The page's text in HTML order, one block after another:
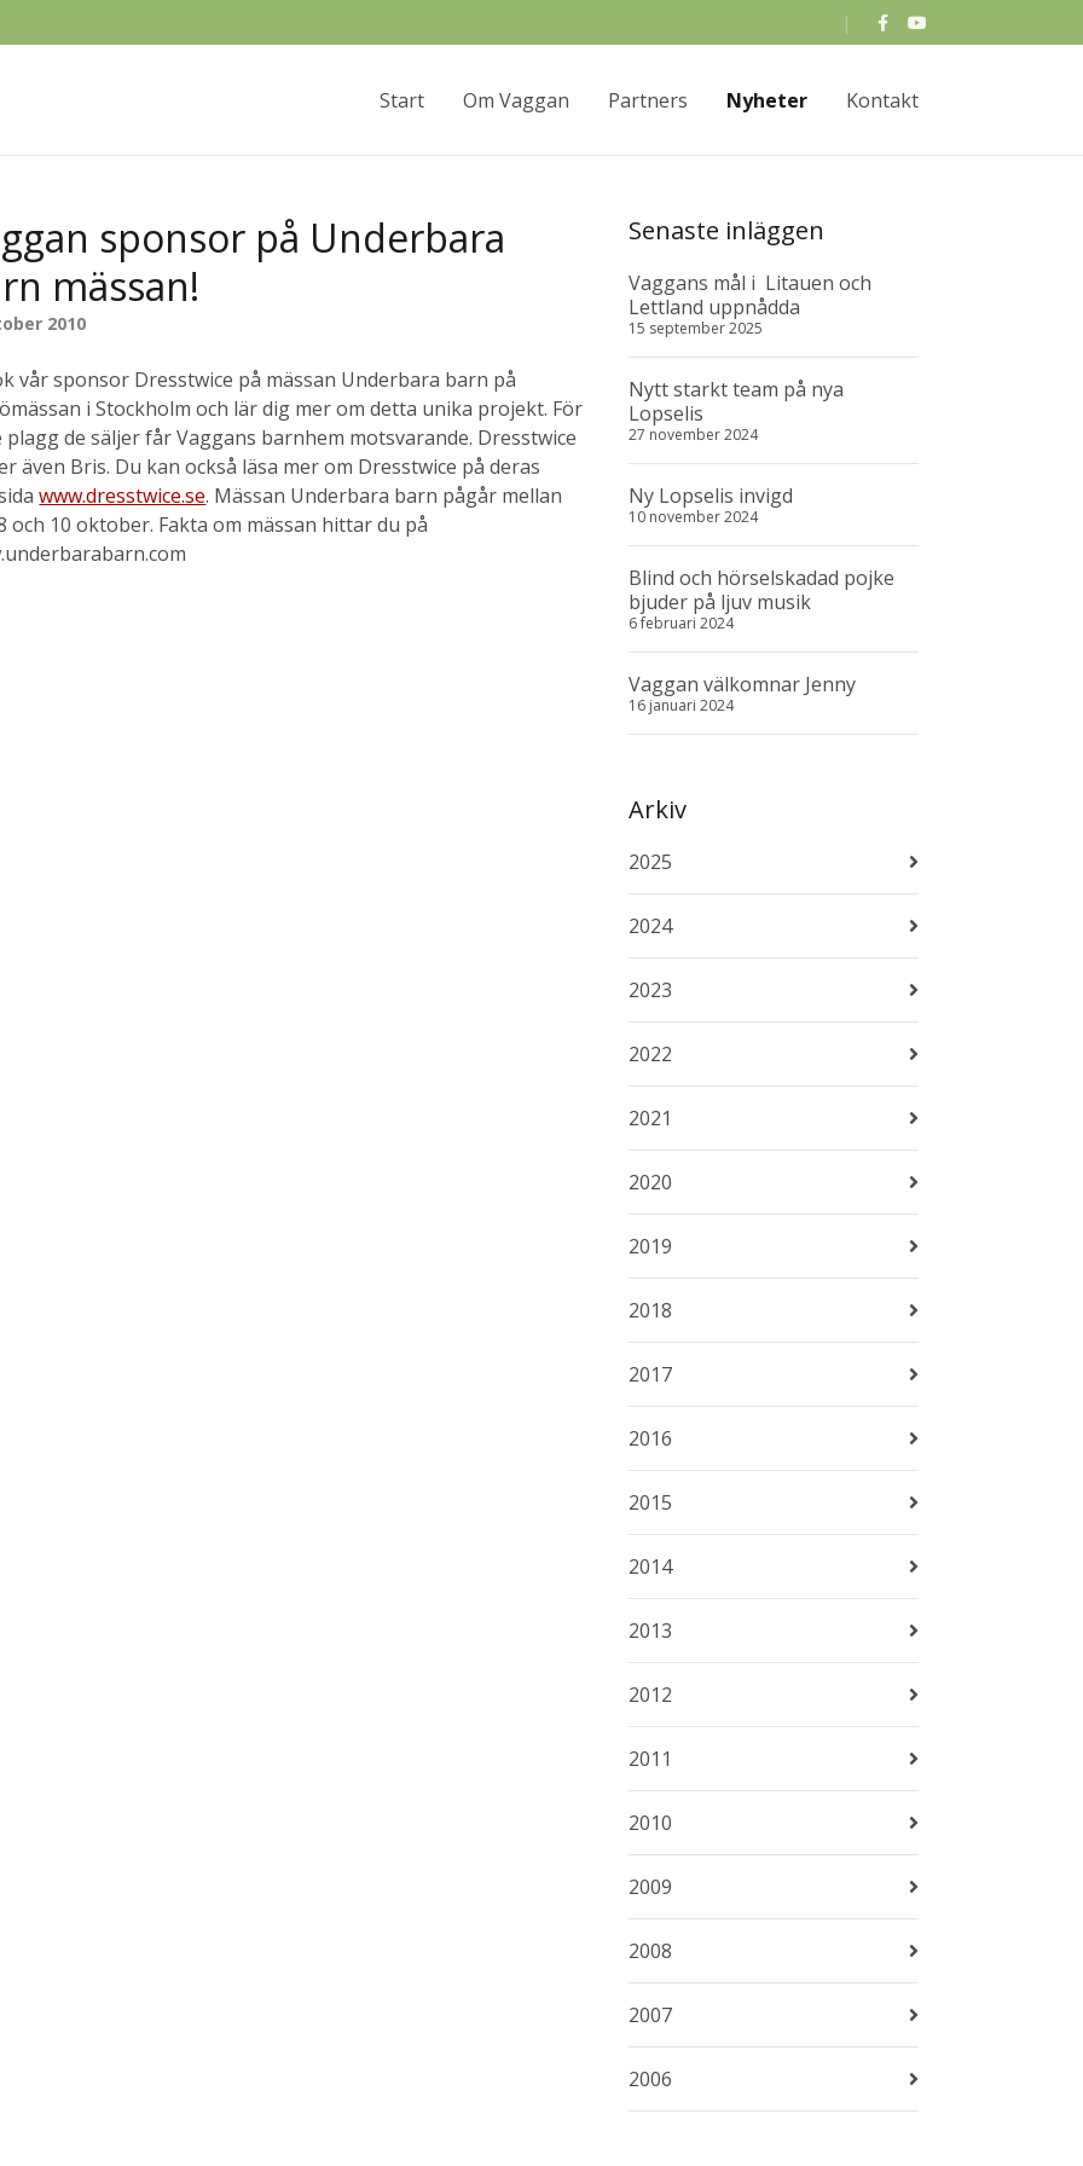
Start Om Vaggan Partners Nyheter Kontakt
sponsor på Underbara
mässan!
2010
vår sponsor Dresstwice på mässan Underbara barn på
i Stockholm och lär dig mer om detta unika projekt. För
plagg de säljer får Vaggans barnhem motsvarande. Dresstwice
även Bris. Du kan också läsa mer om Dresstwice på deras
www.dresstwice.se. Mässan Underbara barn pågår mellan
och 10 oktober. Fakta om mässan hittar du på
Senaste inläggen
Vaggans mål i Litauen och
Lettland uppnådda
15 september 2025
Nytt starkt team på nya
Lopselis
27 november 2024
Ny Lopselis invigd
10 november 2024
Blind och hörselskadad pojke
bjuder på ljuv musik
6 februari 2024
Vaggan välkomnar Jenny
16 januari 2024
Arkiv
2025
2024
2023
2022
2021
2020
2019
2018
2017
2016
2015
2014
2013
2012
2011
2010
2009
2008
2007
2006